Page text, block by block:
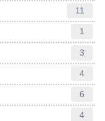
11
1
3
4
6
4